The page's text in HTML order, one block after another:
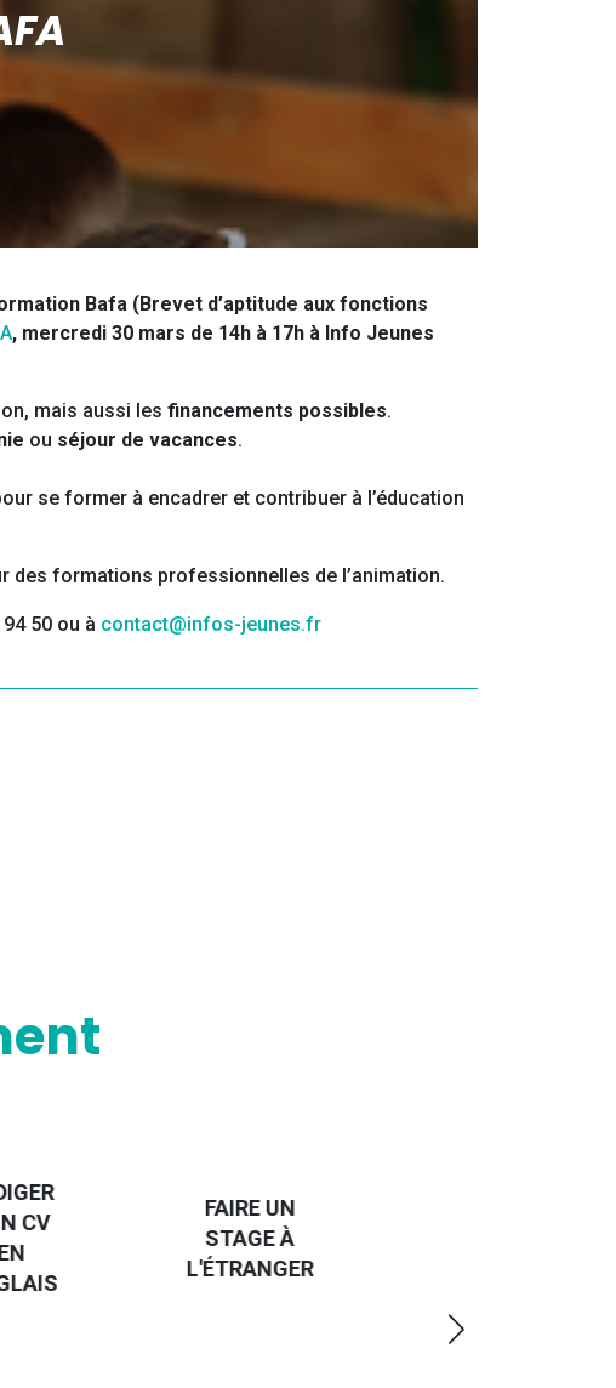
Bafa (Brevet d’aptitude aux fonctions
, mercredi 30 mars de 14h à 17h à Info Jeunes
mais aussi les financements possibles.
ou séjour de vacances.
se former à encadrer et contribuer à l’éducation
des formations professionnelles de l’animation.
50 ou à contact@infos-jeunes.fr
UN
À
TROUVER
UN JOB À
L'ÉTRANGER